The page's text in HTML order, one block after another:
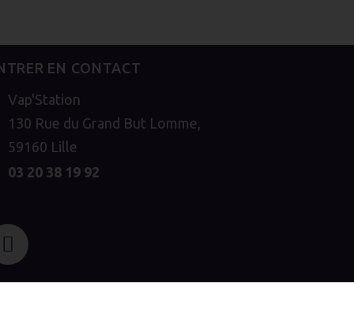
EN CONTACT
Vap'Station
130 Rue du Grand But Lomme,
59160 Lille
03 20 38 19 92